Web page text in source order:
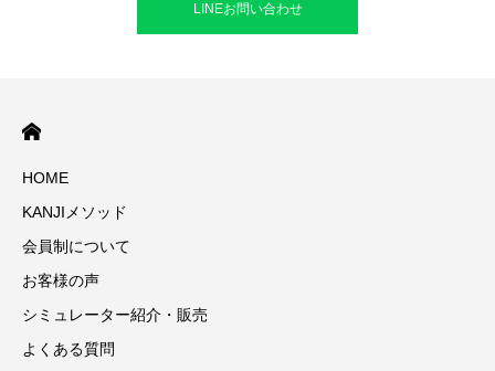
LINEお問い合わせ
HOME
KANJIメソッド
会員制について
お客様の声
シミュレーター紹介・販売
よくある質問